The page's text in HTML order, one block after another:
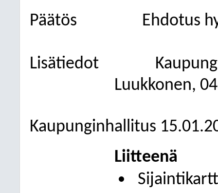
Päätös Ehdotus
Lisätiedot
Luukkonen,
Kaupunginhallitus
Liitteenä